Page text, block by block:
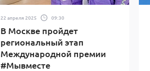
22 апреля 2025 09:30
В Москве пройдет
региональный этап
Международной премии
#Мывместе